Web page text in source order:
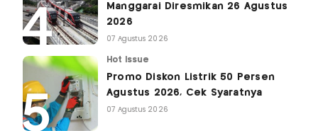
Manggarai Diresmikan 26 Agustus
2026
07 Agustus 2026
Hot Issue
Promo Diskon Listrik 50 Persen
Agustus 2026, Cek Syaratnya
07 Agustus 2026